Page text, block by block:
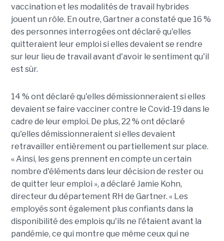
vaccination et les modalités de travail hybrides
jouent un rôle. En outre, Gartner a constaté que 16 %
des personnes interrogées ont déclaré qu'elles
quitteraient leur emploi si elles devaient se rendre
sur leur lieu de travail avant d'avoir le sentiment qu'il
est sûr.
14 % ont déclaré qu'elles démissionneraient si elles
devaient se faire vacciner contre le Covid-19 dans le
cadre de leur emploi. De plus, 22 % ont déclaré
qu'elles démissionneraient si elles devaient
retravailler entièrement ou partiellement sur place.
« Ainsi, les gens prennent en compte un certain
nombre d'éléments dans leur décision de rester ou
de quitter leur emploi », a déclaré Jamie Kohn,
directeur du département RH de Gartner. « Les
employés sont également plus confiants dans la
disponibilité des emplois qu'ils ne l'étaient avant la
pandémie, ce qui montre que même ceux qui ne